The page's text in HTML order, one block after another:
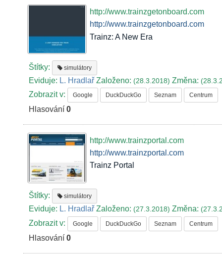
http://www.trainzgetonboard.com
http://www.trainzgetonboard.com
Trainz: A New Era
Štítky: simulátory
Eviduje: L. Hradlař Založeno:(28.3.2018)Změna:
Zobrazit v: Google DuckDuckGo Seznam Centrum
Hlasování0
http://www.trainzportal.com
http://www.trainzportal.com
Trainz Portal
Štítky: simulátory
Eviduje: L. Hradlař Založeno:(27.3.2018)Změna:
Zobrazit v: Google DuckDuckGo Seznam Centrum
Hlasování0